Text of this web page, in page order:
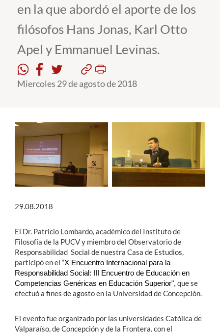
Funcionarios
Alumni
English
en la que abordó el aporte de los
filósofos Hans Jonas, Karl Otto
Apel y Emmanuel Levinas.
Miercoles 29 de agosto de 2018
29.08.2018
El Dr. Patricio Lombardo, académico del Instituto de
Filosofía de la PUCV y miembro del Observatorio de
Responsabilidad Social de nuestra Casa de Estudios,
participó en el “X Encuentro Internacional para la
Responsabilidad Social: III Encuentro de Educación en
Competencias Genéricas en Educación Superior", que se
efectuó a fines de agosto en la Universidad de Concepción.
El evento fue organizado por las universidades Católica de
Valparaíso, de Concepción y de la Frontera. con el